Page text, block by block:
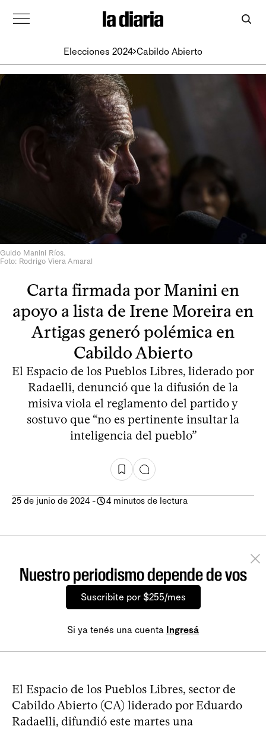
Elecciones 2024 Cabildo Abierto
Guido Manini Ríos.
Foto: Rodrigo Viera Amaral
Carta firmada por Manini en
apoyo a lista de Irene Moreira en
Artigas generó polémica en
Cabildo Abierto
El Espacio de los Pueblos Libres, liderado por
Radaelli, denunció que la difusión de la
misiva viola el reglamento del partido y
sostuvo que “no es pertinente insultar la
inteligencia del pueblo”
25 de junio de 2024 - 4 minutos de lectura
Nuestro periodismo depende de vos
Suscribite por $255/mes
Si ya tenés una cuenta Ingresá
El Espacio de los Pueblos Libres, sector de
Cabildo Abierto (CA) liderado por Eduardo
Radaelli, difundió este martes una